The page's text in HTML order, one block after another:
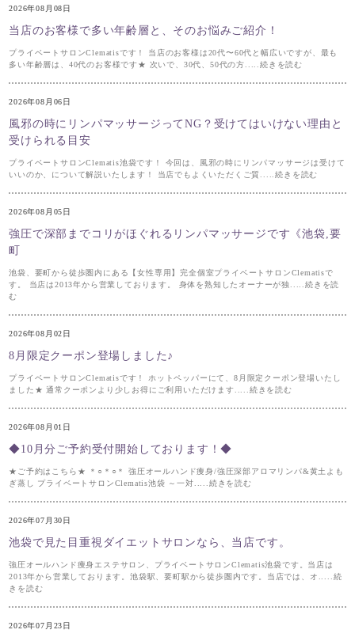
2026年08月08日
当店のお客様で多い年齢層と、そのお悩みご紹介！
プライベートサロンClematisです！ 当店のお客様は20代〜60代と幅広いですが、最も
多い年齢層は、40代のお客様です★ 次いで、30代、50代の方.....続きを読む
2026年08月06日
風邪の時にリンパマッサージってNG？受けてはいけない理由と
受けられる目安
プライベートサロンClematis池袋です！ 今回は、風邪の時にリンパマッサージは受けて
いいのか、について解説いたします！ 当店でもよくいただくご質.....続きを読む
2026年08月05日
強圧で深部までコリがほぐれるリンパマッサージです《池袋,要
町
池袋、要町から徒歩圏内にある【女性専用】完全個室プライベートサロンClematisで
す。 当店は2013年から営業しております。 身体を熟知したオーナーが独.....続きを読
む
2026年08月02日
8月限定クーポン登場しました♪
プライベートサロンClematisです！ ホットペッパーにて、8月限定クーポン登場いたし
ました★ 通常クーポンより少しお得にご利用いただけます.....続きを読む
2026年08月01日
◆10月分ご予約受付開始しております！◆
★ご予約はこちら★ ＊○＊○＊ 強圧オールハンド痩身/強圧深部アロマリンパ&黄土よも
ぎ蒸し プライベートサロンClematis池袋 ～一対.....続きを読む
2026年07月30日
池袋で見た目重視ダイエットサロンなら、当店です。
強圧オールハンド痩身エステサロン、プライベートサロンClematis池袋です。当店は
2013年から営業しております。池袋駅、要町駅から徒歩圏内です。当店では、オ.....続
きを読む
2026年07月23日